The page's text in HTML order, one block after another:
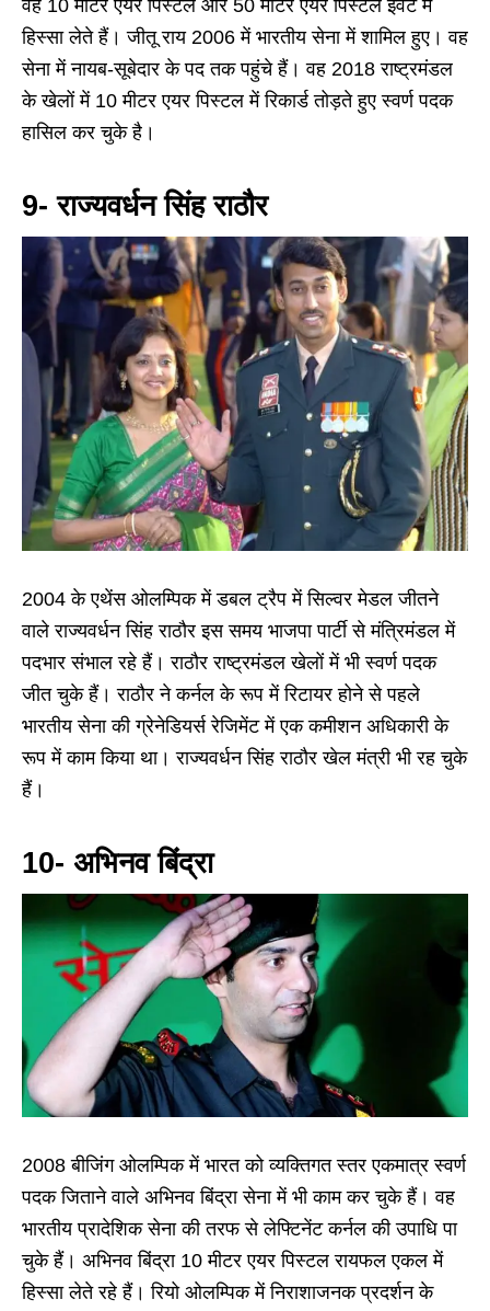
वह 10 मीटर एयर पिस्टल और 50 मीटर एयर पिस्टल इवेंट में
हिस्सा लेते हैं। जीतू राय 2006 में भारतीय सेना में शामिल हुए। वह
सेना में नायब-सूबेदार के पद तक पहुंचे हैं। वह 2018 राष्ट्रमंडल
के खेलों में 10 मीटर एयर पिस्टल में रिकार्ड तोड़ते हुए स्वर्ण पदक
हासिल कर चुके है।
9- राज्यवर्धन सिंह राठौर
2004 के एथेंस ओलम्पिक में डबल ट्रैप में सिल्वर मेडल जीतने
वाले राज्यवर्धन सिंह राठौर इस समय भाजपा पार्टी से मंत्रिमंडल में
पदभार संभाल रहे हैं। राठौर राष्ट्रमंडल खेलों में भी स्वर्ण पदक
जीत चुके हैं। राठौर ने कर्नल के रूप में रिटायर होने से पहले
भारतीय सेना की ग्रेनेडियर्स रेजिमेंट में एक कमीशन अधिकारी के
रूप में काम किया था। राज्यवर्धन सिंह राठौर खेल मंत्री भी रह चुके
हैं।
10- अभिनव बिंद्रा
2008 बीजिंग ओलम्पिक में भारत को व्यक्तिगत स्तर एकमात्र स्वर्ण
पदक जिताने वाले अभिनव बिंद्रा सेना में भी काम कर चुके हैं। वह
भारतीय प्रादेशिक सेना की तरफ से लेफ्टिनेंट कर्नल की उपाधि पा
चुके हैं। अभिनव बिंद्रा 10 मीटर एयर पिस्टल रायफल एकल में
हिस्सा लेते रहे हैं। रियो ओलम्पिक में निराशाजनक प्रदर्शन के